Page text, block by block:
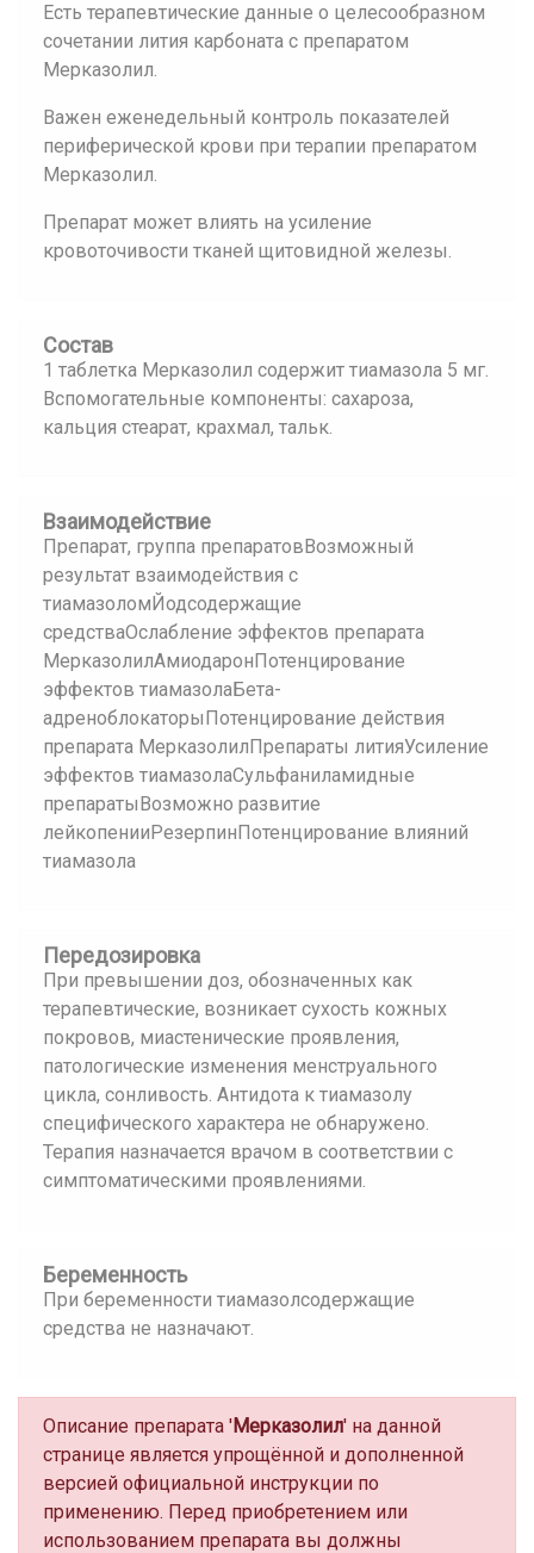
Есть терапевтические данные о целесообразном
сочетании лития карбоната с препаратом
Мерказолил.
Важен еженедельный контроль показателей
периферической крови при терапии препаратом
Мерказолил.
Препарат может влиять на усиление
кровоточивости тканей щитовидной железы.
Состав
1 таблетка Мерказолил содержит тиамазола 5 мг.
Вспомогательные компоненты: сахароза,
кальция стеарат, крахмал, тальк.
Взаимодействие
Препарат, группа препаратовВозможный
результат взаимодействия с
тиамазоломЙодсодержащие
средстваОслабление эффектов препарата
МерказолилАмиодаронПотенцирование
эффектов тиамазолаБета-
адреноблокаторыПотенцирование действия
препарата МерказолилПрепараты литияУсиление
эффектов тиамазолаСульфаниламидные
препаратыВозможно развитие
лейкопенииРезерпинПотенцирование влияний
тиамазола
Передозировка
При превышении доз, обозначенных как
терапевтические, возникает сухость кожных
покровов, миастенические проявления,
патологические изменения менструального
цикла, сонливость. Антидота к тиамазолу
специфического характера не обнаружено.
Терапия назначается врачом в соответствии с
симптоматическими проявлениями.
Беременность
При беременности тиамазолсодержащие
средства не назначают.
Описание препарата 'Мерказолил' на данной
странице является упрощённой и дополненной
версией официальной инструкции по
применению. Перед приобретением или
использованием препарата вы должны